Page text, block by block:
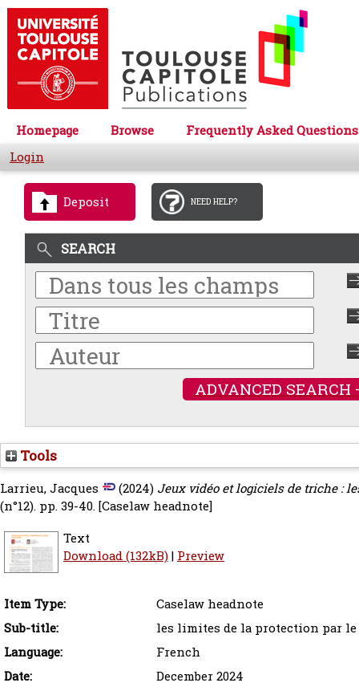
Homepage Browse
Frequently Asked Questions
Login
Deposit NEED HELP?
SEARCH
ADVANCED SEARCH
Tools
Larrieu, Jacques (2024) Jeux vidéo et logiciels de triche :
(n°12). pp. 39-40.[Caselaw headnote]
Text
Download (132kB)| Preview
Item Type:
Caselaw headnote
Sub-title:
les limites de la protection par
Language:
French
Date:
December 2024